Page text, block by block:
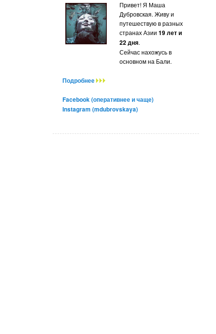
Привет! Я Маша
Дубровская. Живу и
путешествую в разных
странах Азии 19 лет и
22 дня.
Сейчас нахожусь в
основном на Бали.
Подробнее
Facebook (оперативнее и чаще)
Instagram (mdubrovskaya)